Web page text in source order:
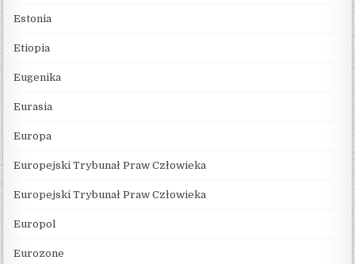
Estonia
Etiopia
Eugenika
Eurasia
Europa
Europejski Trybunał Praw Człowieka
Europejski Trybunał Praw Człowieka
Europol
Eurozone